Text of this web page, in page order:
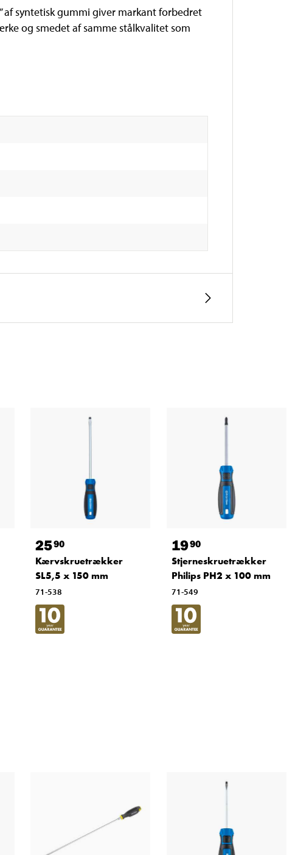
syntetisk gummi giver markant forbedret
og smedet af samme stålkvalitet som
2590
Kærvskruetrækker
SL5,5 x 150 mm
71-538
1990
Stjerneskruetrækker
Philips PH2 x 100 mm
71-549